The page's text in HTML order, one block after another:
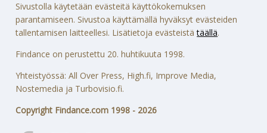
Sivustolla käytetään evästeitä käyttökokemuksen
parantamiseen. Sivustoa käyttämällä hyväksyt evästeiden
tallentamisen laitteellesi. Lisätietoja evästeistätäällä.
Findance on perustettu 20. huhtikuuta 1998.
Yhteistyössä: All Over Press, High.fi, Improve Media,
Nostemedia ja Turbovisio.fi.
Copyright Findance.com 1998 - 2026